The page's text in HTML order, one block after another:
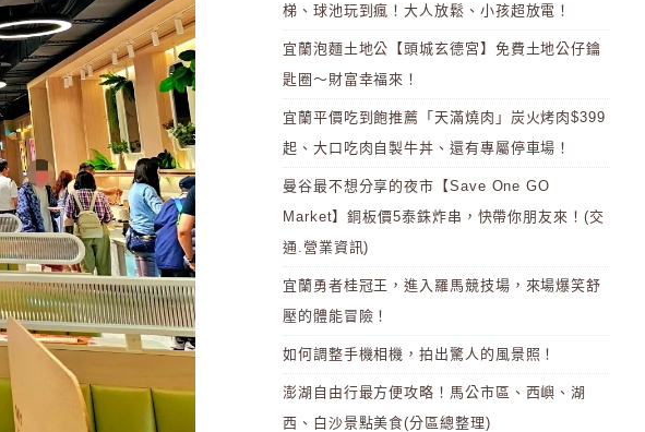
梯、球池玩到瘋！大人放鬆、小孩超放電！
宜蘭泡麵土地公【頭城玄德宮】免費土地公仔鑰
匙圈～財富幸福來！
宜蘭平價吃到飽推薦「天滿燒肉」炭火烤肉$399
起、大口吃肉自製牛丼、還有專屬停車場！
曼谷最不想分享的夜市【Save One GO
Market】銅板價5泰銖炸串，快帶你朋友來！(交
通.營業資訊)
宜蘭勇者桂冠王，進入羅馬競技場，來場爆笑舒
壓的體能冒險！
如何調整手機相機，拍出驚人的風景照！
澎湖自由行最方便攻略！馬公市區、西嶼、湖
西、白沙景點美食(分區總整理)